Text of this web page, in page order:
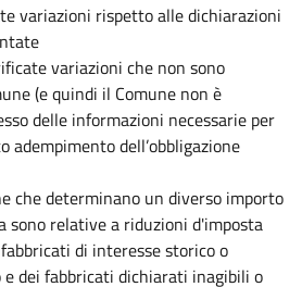
variazioni rispetto alle dichiarazioni
variazioni che non sono
(e quindi il Comune non è
delle informazioni necessarie per
dell’obbligazione
che determinano un diverso importo
sono relative a riduzioni d'imposta
di interesse storico o
dei fabbricati dichiarati inagibili o